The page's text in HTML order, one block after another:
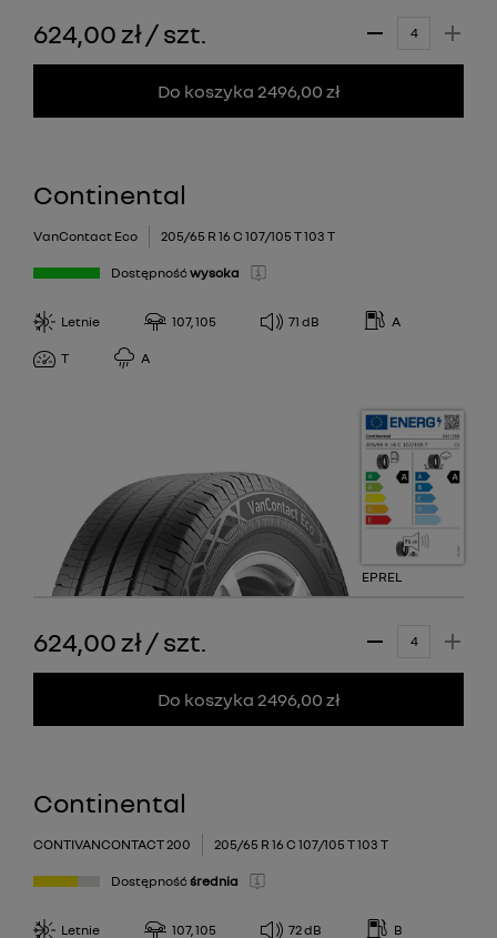
624,00 zł/szt.
Do koszyka 2496,00 zł
Continental
VanContact Eco 205/65 R 16 C 107/105 T 103 T
Dostępność wysoka
Letnie 107, 105 71 dB A
T A
EPREL
624,00 zł/szt.
Do koszyka 2496,00 zł
Continental
CONTIVANCONTACT 200 205/65 R 16 C 107/105 T 103 T
Dostępność średnia
Letnie 107, 105 72dB B